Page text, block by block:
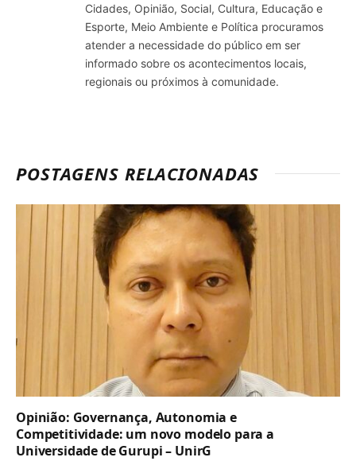
Cidades, Opinião, Social, Cultura, Educação e
Esporte, Meio Ambiente e Política procuramos
atender a necessidade do público em ser
informado sobre os acontecimentos locais,
regionais ou próximos à comunidade.
POSTAGENS RELACIONADAS
Opinião: Governança, Autonomia e
Competitividade: um novo modelo para a
Universidade de Gurupi – UnirG